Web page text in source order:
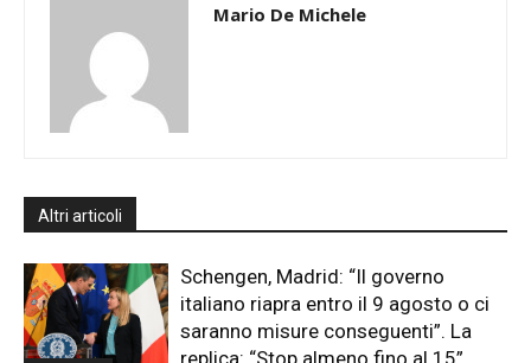
Mario De Michele
Altri articoli
Schengen, Madrid: “Il governo
italiano riapra entro il 9 agosto o ci
saranno misure conseguenti”. La
replica: “Stop almeno fino al 15”